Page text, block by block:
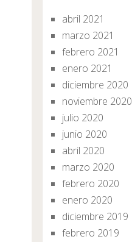
abril 2021
marzo 2021
febrero 2021
enero 2021
diciembre 2020
noviembre 2020
julio 2020
junio 2020
abril 2020
marzo 2020
febrero 2020
enero 2020
diciembre 2019
febrero 2019